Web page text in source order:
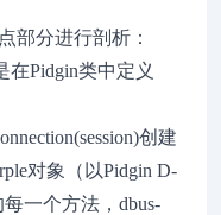
部分进行剖析：
在Pidgin类中定义
创建
对象（以Pidgin D-
一个方法，dbus-